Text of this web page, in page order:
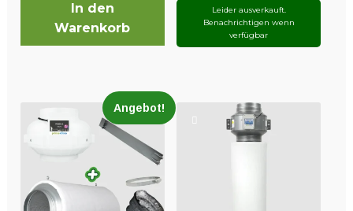
In den
Warenkorb
Leider ausverkauft.
Benachrichtigen wenn
verfügbar
Angebot!